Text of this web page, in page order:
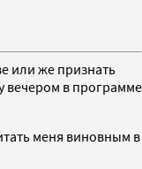
или же признать
вечером в программе
меня виновным в